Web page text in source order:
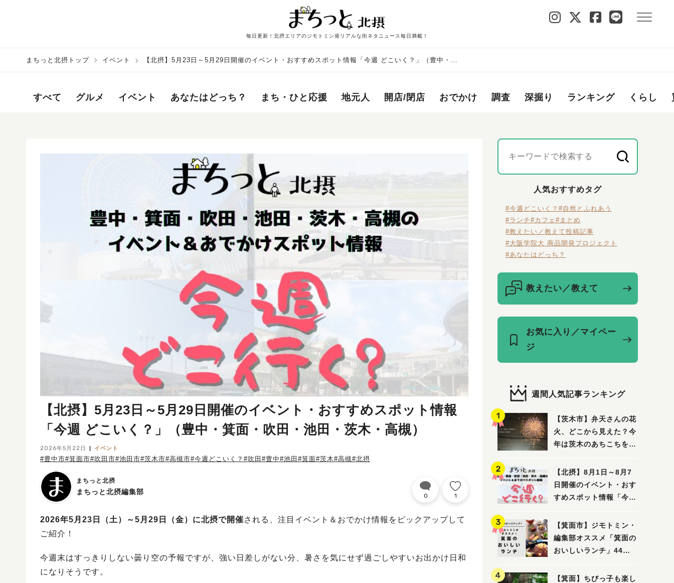
毎日更新！北摂エリアのジモトミン発リアルな街ネタニュース毎日満載！
まちっと北摂トップ イベント
【北摂】5月23日～5月29日開催のイベント・おすすめスポット情報「今週 どこいく？」（豊中・箕
すべて グルメ イベント あなたはどっち？ まち・ひと応援 地元人 開店/閉店 おでかけ 調査 深掘り ランキング くらし
【北摂】5月23日～5月29日開催のイベント・おすすめスポット情報
「今週 どこいく？」（豊中・箕面・吹田・池田・茨木・高槻）
2026年5月22日 イベント
#豊中市#箕面市#吹田市#池田市#茨木市#高槻市#今週どこいく？ #吹田 #豊中#池田 #箕面#茨木#高槻#北摂
まちっと北摂
まちっと北摂編集部 0 1
2026年5月23日 （土）～5月29日（金）に北摂で開催される、注目イベント＆おでかけ情報をピックアップして
ご紹介！
今週末はすっきりしない曇り空の予報ですが、強い日差しがない分、暑さを気にせず過ごしやすいお出かけ日和
になりそうです。
人気おすすめタグ
#今週どこいく？ #自然とふれあう
#ランチ#カフェ #まとめ
#教えたい／教えて投稿記事
#大阪学院大 商品開発プロジェクト
#あなたはどっち？
教えたい／教えて
お気に入り／マイペー
ジ
週間人気記事ランキング
【茨木市】弁天さんの花
火、どこから見えた？今
年は茨木のあちこちを巡
【北摂】8月1日～8月7
日開催のイベント・おす
すめスポット情報「今週
面・吹田・池田・茨木・
高槻）
【箕面市】ジモトミン・
編集部オススメ「箕面の
おいしいランチ」44
から穴場まで！〜
【箕面】ちびっ子も楽し